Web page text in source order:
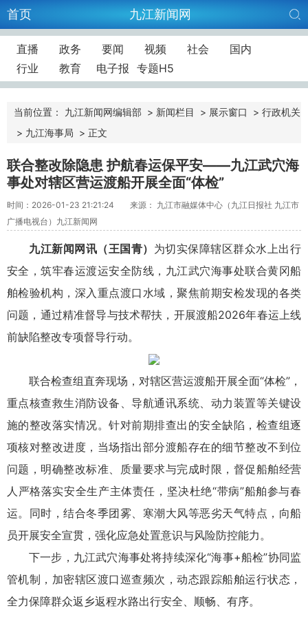
首页 九江新闻网
直播 政务 要闻 视频 社会
国内
行业
教育 电子报 专题H5
当前位置： 九江新闻网编辑部 > 新闻栏目 > 展示窗口 > 行政机关
> 九江海事局 > 正文
联合整改除隐患 护航春运保平安——九江武穴海
事处对辖区营运渡船开展全面“体检”
时间：2026-01-23 21:21:24
来源： 九江市融媒体中心（九江日报社 九江市
广播电视台）九江新闻网
九江新闻网讯（王国青） 为切实保障辖区群众水上出行
安全，筑牢春运渡运安全防线，九江武穴海事处联合黄冈船
舶检验机构，深入重点渡口水域，聚焦前期安检发现的各类
问题，通过精准督导与技术帮扶，开展渡船2026年春运上线
前缺陷整改专项督导行动。
联合检查组直奔现场，对辖区营运渡船开展全面“体检”，
重点核查救生消防设备、导航通讯系统、动力装置等关键设
施的整改落实情况。针对前期排查出的安全缺陷，检查组逐
项核对整改进度，当场指出部分渡船存在的细节整改不到位
问题，明确整改标准、质量要求与完成时限，督促船舶经营
人严格落实安全生产主体责任，坚决杜绝“带病”船舶参与春
运。同时，结合冬季团雾、寒潮大风等恶劣天气特点，向船
员开展安全宣贯，强化应急处置意识与风险防控能力。
下一步，九江武穴海事处将持续深化“海事+船检”协同监
管机制，加密辖区渡口巡查频次，动态跟踪船舶运行状态，
全力保障群众返乡返程水路出行安全、顺畅、有序。